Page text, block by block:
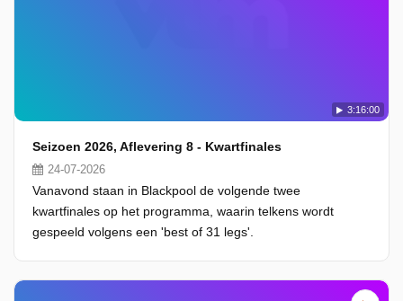
3:16:00
Seizoen 2026, Aflevering 8 - Kwartfinales
24-07-2026
Vanavond staan in Blackpool de volgende twee
kwartfinales op het programma, waarin telkens wordt
gespeeld volgens een 'best of 31 legs'.